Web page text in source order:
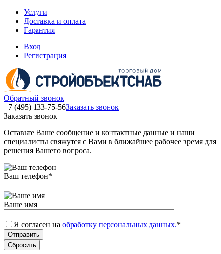
Услуги
Доставка и оплата
Гарантия
Вход
Регистрация
Обратный звонок
+7 (495) 133-75-56Заказать звонок
Заказать звонок
Оставьте Ваше сообщение и контактные данные и наши
специалисты свяжутся с Вами в ближайшее рабочее время для
решения Вашего вопроса.
Ваш телефон*
Ваше имя
Я согласен на обработку персональных данных.*